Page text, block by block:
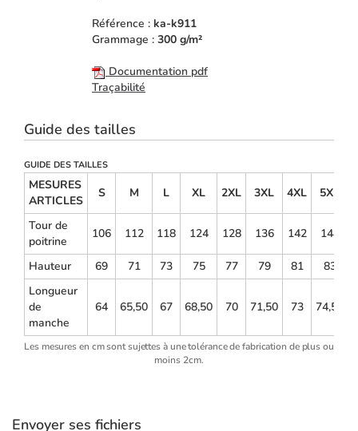
Référence : ka-k911
Grammage : 300 g/m²
Documentation pdf
Traçabilité
Guide des tailles
GUIDE DES TAILLES
MESURES
ARTICLES
S M L XL 2XL 3XL 4XL 5XL
Tour de
poitrine
106 112 118 124 128 136 142 148
Hauteur 69 71 73 75 77 79 81
83
Longueur
de
manche
64 65,50 67 68,50 70 71,50 73 74,50
Les mesures en cm sont sujettes à une tolérance de fabrication de plus ou
moins 2cm.
Envoyer ses fichiers